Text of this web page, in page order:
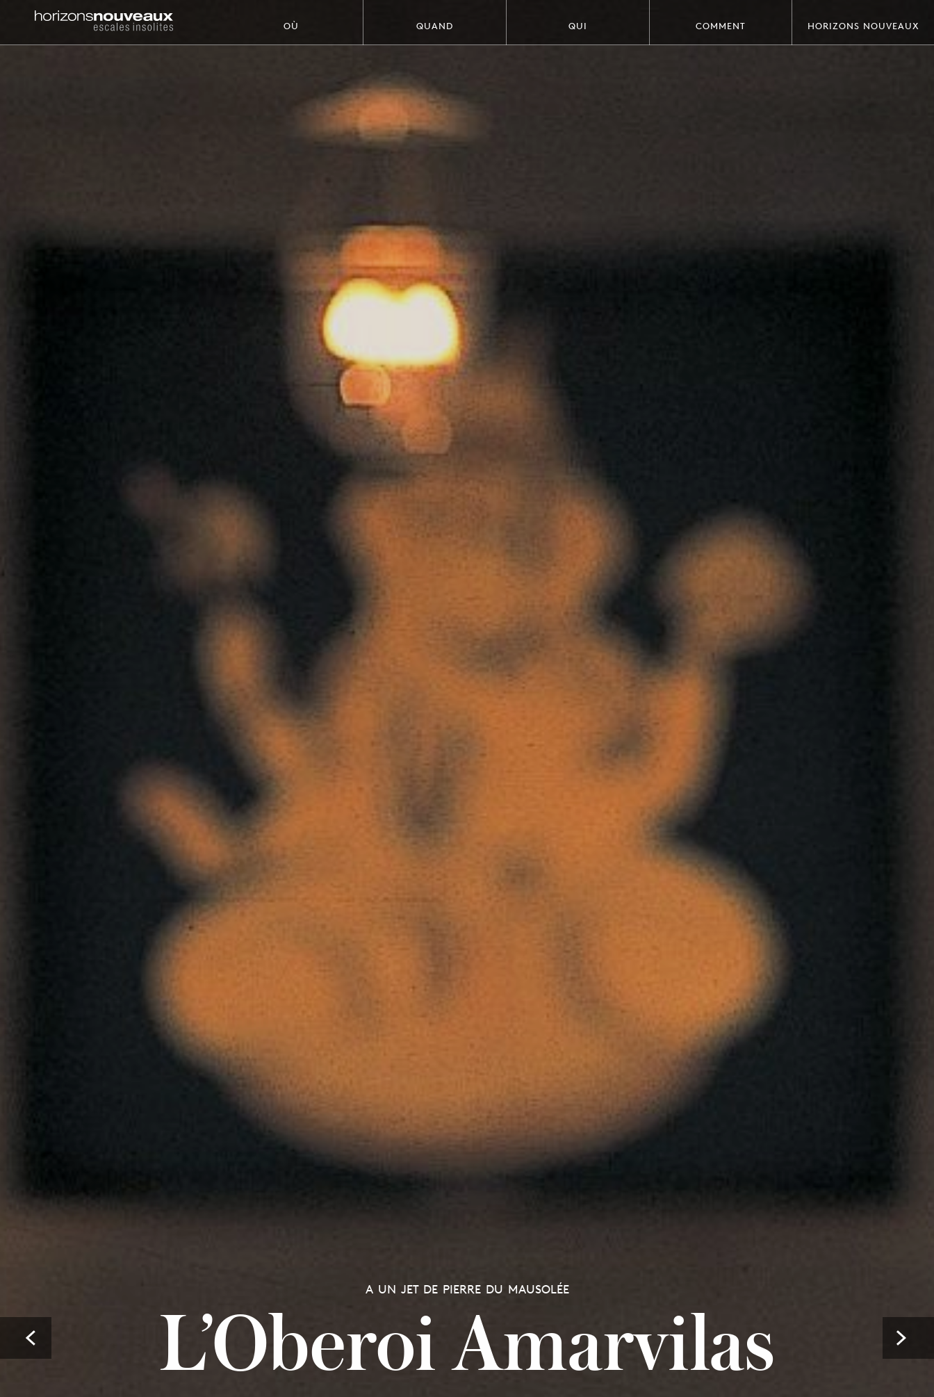
Horizons
Nouveaux
OÙ QUAND QUI COMMENT HORIZONS NOUVEAUX
A UN JET DE PIERRE DU MAUSOLÉE
L’Oberoi Amarvilas